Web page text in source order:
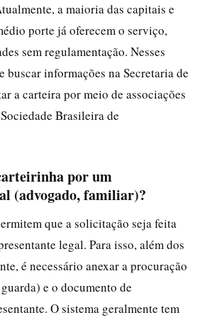
a maioria das capitais e
porte já oferecem o serviço,
sem regulamentação. Nesses
buscar informações na Secretaria de
a carteira por meio de associações
Brasileira de
por um
(advogado, familiar)?
que a solicitação seja feita
legal. Para isso, além dos
é necessário anexar a procuração
e o documento de
O sistema geralmente tem